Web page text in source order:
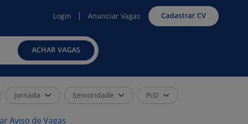
Login Anunciar Vagas Cadastrar CV
ACHAR VAGAS
Jornada Senioridade PcD
Aviso de Vagas